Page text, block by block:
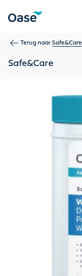
Terug naar Safe&Care
Safe&Care